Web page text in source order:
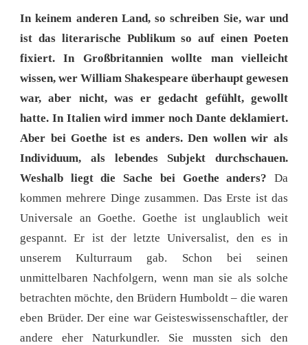
In keinem anderen Land, so schreiben Sie, war und
ist das literarische Publikum so auf einen Poeten
fixiert. In Großbritannien wollte man vielleicht
wissen, wer William Shakespeare überhaupt gewesen
war, aber nicht, was er gedacht gefühlt, gewollt
hatte. In Italien wird immer noch Dante deklamiert.
Aber bei Goethe ist es anders. Den wollen wir als
Individuum, als lebendes Subjekt durchschauen.
Weshalb liegt die Sache bei Goethe anders? Da
kommen mehrere Dinge zusammen. Das Erste ist das
Universale an Goethe. Goethe ist unglaublich weit
gespannt. Er ist der letzte Universalist, den es in
unserem Kulturraum gab. Schon bei seinen
unmittelbaren Nachfolgern, wenn man sie als solche
betrachten möchte, den Brüdern Humboldt – die waren
eben Brüder. Der eine war Geisteswissenschaftler, der
andere eher Naturkundler. Sie mussten sich den